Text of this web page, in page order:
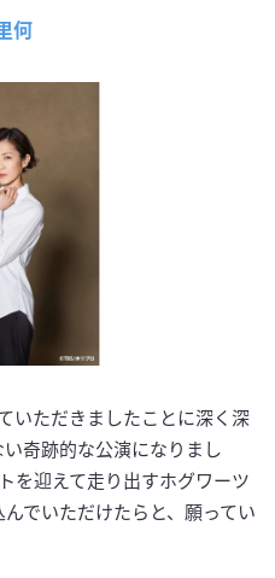
何
いただきましたことに深く深
奇跡的な公演になりまし
を迎えて走り出すホグワーツ
でいただけたらと、願ってい